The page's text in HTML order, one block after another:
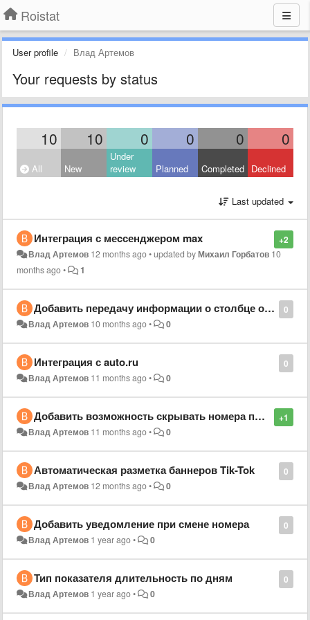
Roistat
User profile Влад Артемов
Your requests by status
10 10 0 0 0 0
All New
Under
review
Planned Completed Declined
Last updated
+2
Интеграция с меcсенджером max
Влад Артемов 12 months ago•updated byМихаил Горбатов 10
months ago• 1
0
Добавить передачу информации о столбце отправлен для метода project/proxy-leads
Влад Артемов 10 months ago• 0
0
Интеграция с auto.ru
Влад Артемов 11 months ago• 0
+1
Добавить возможность скрывать номера при открытии публичного доступа к отчету
Влад Артемов 11 months ago• 0
0
Автоматическая разметка баннеров Tik-Tok
Влад Артемов 12 months ago• 0
0
Добавить уведомление при смене номера
Влад Артемов 1 year ago• 0
0
Тип показателя длительность по дням
Влад Артемов 1 year ago• 0